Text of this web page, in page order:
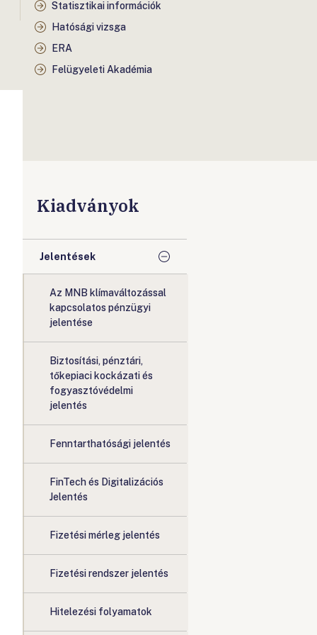
Statisztikai információk
Hatósági vizsga
ERA
Felügyeleti Akadémia
Kiadványok
Jelentések
Az MNB klímaváltozással
kapcsolatos pénzügyi
jelentése
Biztosítási, pénztári,
tőkepiaci kockázati és
fogyasztóvédelmi
jelentés
Fenntarthatósági jelentés
FinTech és Digitalizációs
Jelentés
Fizetési mérleg jelentés
Fizetési rendszer jelentés
Hitelezési folyamatok